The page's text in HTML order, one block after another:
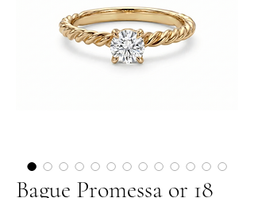
Bague Promessa or 18